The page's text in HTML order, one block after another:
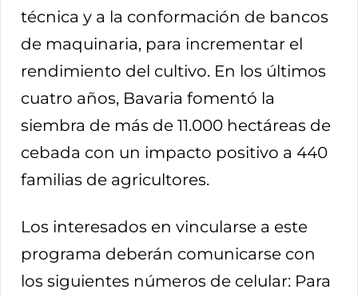
técnica y a la conformación de bancos
de maquinaria, para incrementar el
rendimiento del cultivo. En los últimos
cuatro años, Bavaria fomentó la
siembra de más de 11.000 hectáreas de
cebada con un impacto positivo a 440
familias de agricultores.
Los interesados en vincularse a este
programa deberán comunicarse con
los siguientes números de celular: Para